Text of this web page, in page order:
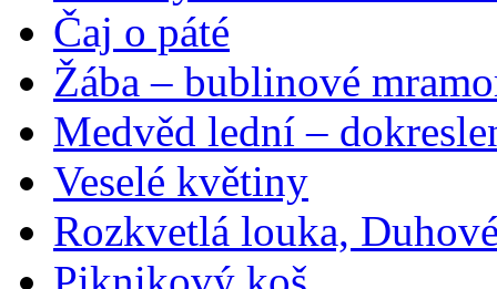
Čaj o páté
Žába – bublinové
Medvěd lední –
Veselé květiny
Rozkvetlá louka,